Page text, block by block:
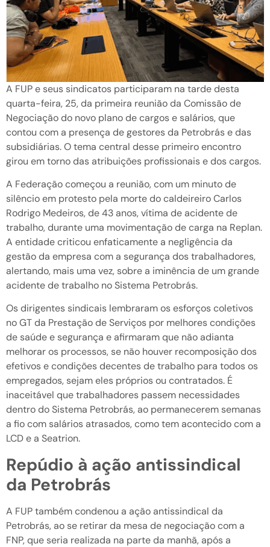
A FUP e seus sindicatos participaram na tarde desta
quarta-feira, 25, da primeira reunião da Comissão de
Negociação do novo plano de cargos e salários, que
contou com a presença de gestores da Petrobrás e das
subsidiárias. O tema central desse primeiro encontro
girou em torno das atribuições profissionais e dos cargos.
A Federação começou a reunião, com um minuto de
silêncio em protesto pela morte do caldeireiro Carlos
Rodrigo Medeiros, de 43 anos, vítima de acidente de
trabalho, durante uma movimentação de carga na Replan.
A entidade criticou enfaticamente a negligência da
gestão da empresa com a segurança dos trabalhadores,
alertando, mais uma vez, sobre a iminência de um grande
acidente de trabalho no Sistema Petrobrás.
Os dirigentes sindicais lembraram os esforços coletivos
no GT da Prestação de Serviços por melhores condições
de saúde e segurança e afirmaram que não adianta
melhorar os processos, se não houver recomposição dos
efetivos e condições decentes de trabalho para todos os
empregados, sejam eles próprios ou contratados. É
inaceitável que trabalhadores passem necessidades
dentro do Sistema Petrobrás, ao permanecerem semanas
a fio com salários atrasados, como tem acontecido com a
LCD e a Seatrion.
Repúdio à ação antissindical
da Petrobrás
A FUP também condenou a ação antissindical da
Petrobrás, ao se retirar da mesa de negociação com a
FNP, que seria realizada na parte da manhã, após a